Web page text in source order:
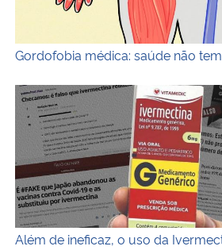
Gordofobia médica: saúde não
Colagem horizontal e em preto e
Além de ineficaz, o uso da